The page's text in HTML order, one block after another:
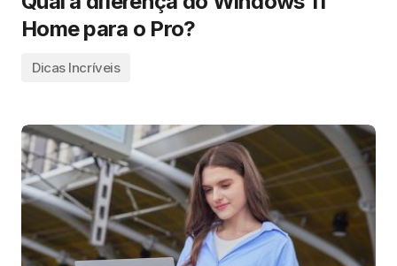
Home para o Pro?
Dicas Incríveis